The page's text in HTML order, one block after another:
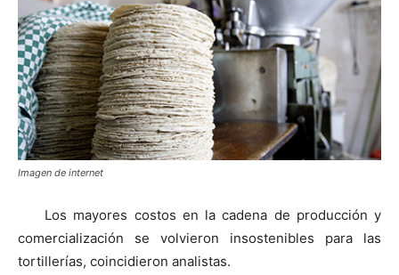
Imagen de internet
Los mayores costos en la cadena de producción y
comercialización se volvieron insostenibles para las
tortillerías, coincidieron analistas.